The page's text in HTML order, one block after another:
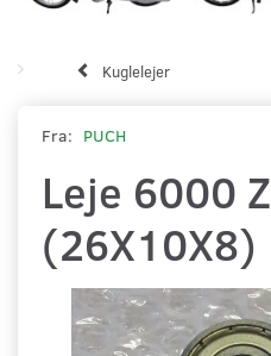
Kuglelejer
Fra: PUCH
Leje 6000 Z
(26X10X8)